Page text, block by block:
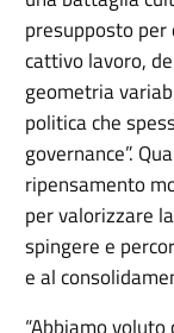
presupposto
cattivo lavoro,
geometria
politica che
governance”.
ripensamento
per valorizzare
spingere e
e al